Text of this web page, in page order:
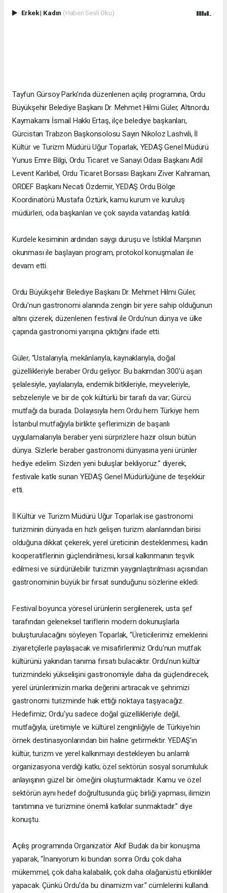
Erkek| Kadın (Haberi Sesli Oku)
Tayfun Gürsoy Parkı’nda düzenlenen açılış programına, Ordu
Büyükşehir Belediye Başkanı Dr. Mehmet Hilmi Güler, Altınordu
Kaymakamı İsmail Hakkı Ertaş, ilçe belediye başkanları,
Gürcistan Trabzon Başkonsolosu Sayın Nikoloz Lashvili, İl
Kültür ve Turizm Müdürü Uğur Toparlak, YEDAŞ Genel Müdürü
Yunus Emre Bilgi, Ordu Ticaret ve Sanayi Odası Başkanı Adil
Levent Karlıbel, Ordu Ticaret Borsası Başkanı Ziver Kahraman,
ORDEF Başkanı Necati Özdemir, YEDAŞ Ordu Bölge
Koordinatörü Mustafa Öztürk, kamu kurum ve kuruluş
müdürleri, oda başkanları ve çok sayıda vatandaş katıldı.
Kurdele kesiminin ardından saygı duruşu ve İstiklal Marşının
okunması ile başlayan program, protokol konuşmaları ile
devam etti.
Ordu Büyükşehir Belediye Başkanı Dr. Mehmet Hilmi Güler,
Ordu’nun gastronomi alanında zengin bir yere sahip olduğunun
altını çizerek, düzenlenen festival ile Ordu’nun dünya ve ülke
çapında gastronomi yarışına çıktığını ifade etti.
Güler, “Ustalarıyla, mekânlarıyla, kaynaklarıyla, doğal
güzellikleriyle beraber Ordu geliyor. Bu bakımdan 300'ü aşan
şelalesiyle, yaylalarıyla, endemik bitkileriyle, meyveleriyle,
sebzeleriyle ve bir de çok kültürlü bir tarafı da var; Gürcü
mutfağı da burada. Dolayısıyla hem Ordu hem Türkiye hem
İstanbul mutfağıyla birlikte şeflerimizin de başarılı
uygulamalarıyla beraber yeni sürprizlere hazır olsun bütün
dünya. Sizlerle beraber gastronomi dünyasına yeni ürünler
hediye edelim. Sizden yeni buluşlar bekliyoruz.” diyerek,
festivale katkı sunan YEDAŞ Genel Müdürlüğüne de teşekkür
etti.
İl Kültür ve Turizm Müdürü Uğur Toparlak ise gastronomi
turizminin dünyada en hızlı gelişen turizm alanlarından birisi
olduğuna dikkat çekerek, yerel üreticinin desteklenmesi, kadın
kooperatiflerinin güçlendirilmesi, kırsal kalkınmanın teşvik
edilmesi ve sürdürülebilir turizmin yaygınlaştırılması açısından
gastronominin büyük bir fırsat sunduğunu sözlerine ekledi.
Festival boyunca yöresel ürünlerin sergilenerek, usta şef
tarafından geleneksel tariflerin modern dokunuşlarla
buluşturulacağını söyleyen Toparlak, “Üreticilerimiz emeklerini
ziyaretçilerle paylaşacak ve misafirlerimiz Ordu'nun mutfak
kültürünü yakından tanıma fırsatı bulacaktır. Ordu’nun kültür
turizmindeki yükselişini gastronomiyle daha da güçlendirecek,
yerel ürünlerimizin marka değerini artıracak ve şehrimizi
gastronomi turizminde hak ettiği noktaya taşıyacağız.
Hedefimiz; Ordu'yu sadece doğal güzellikleriyle değil,
mutfağıyla, üretimiyle ve kültürel zenginliğiyle de Türkiye'nin
örnek destinasyonlarından biri haline getirmektir. YEDAŞ'ın
kültür, turizm ve yerel kalkınmayı destekleyen bu anlamlı
organizasyona verdiği katkı; özel sektörün sosyal sorumluluk
anlayışının güzel bir örneğini oluşturmaktadır. Kamu ve özel
sektörün aynı hedef doğrultusunda güç birliği yapması, ilimizin
tanıtımına ve turizmine önemli katkılar sunmaktadır.” diye
konuştu.
Açılış programında Organizatör Akif Budak da bir konuşma
yaparak, “İnanıyorum ki bundan sonra Ordu çok daha
mükemmel, çok daha kalabalık, çok daha olağanüstü etkinlikler
yapacak. Çünkü Ordu'da bu dinamizm var.” cümlelerini kullandı.